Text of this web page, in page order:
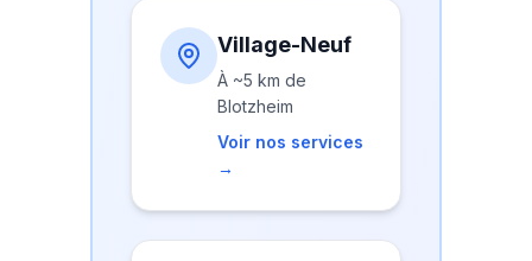
Village-Neuf
À ~5 km de
Blotzheim
Voir nos services
→